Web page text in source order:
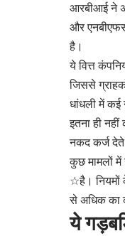
आरबीआई ने
और
है।
ये वित्त
जिससे
धांधली में कई
इतना ही
नकद कर्ज देते
कुछ मामलों में
☆है। नियमों
से अधिक का
ये